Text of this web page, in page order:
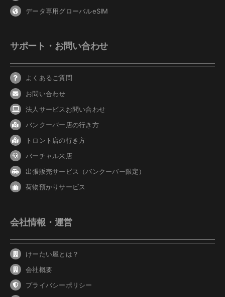
データ専用グローバルeSIM
サポート・お問い合わせ
よくあるご質問
お問い合わせ
法人サービスお問い合わせ
バンクーバー 店の行き方
トロント店の行き方
バーチャル来店
出張販売サービス（バンクーバー限定）
荷物預かりサービス
会社情報・運営
けーたい屋とは？
会社概要
プライバシーポリシー